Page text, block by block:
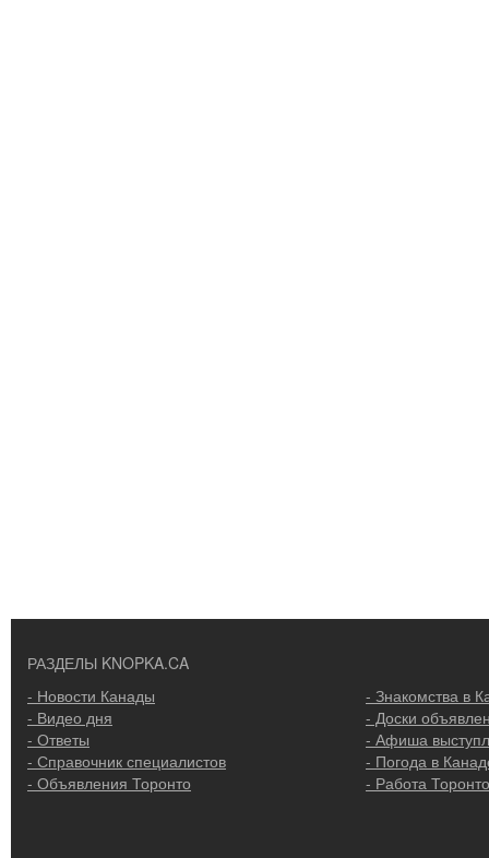
РАЗДЕЛЫ KNOPKA.CA
- Новости Канады
- Видео дня
- Ответы
- Справочник специалистов
- Объявления Торонто
- Знакомства в
- Доски
- Афиша
- Погода в
- Работа Торонто